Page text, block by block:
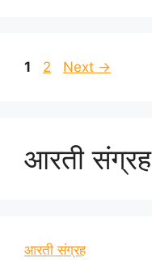
Page
1 Page
2 Next →
आरती संग्रह
आरती संग्रह